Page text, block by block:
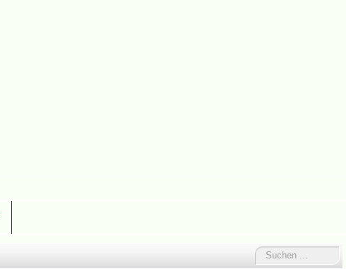
Suchen
...